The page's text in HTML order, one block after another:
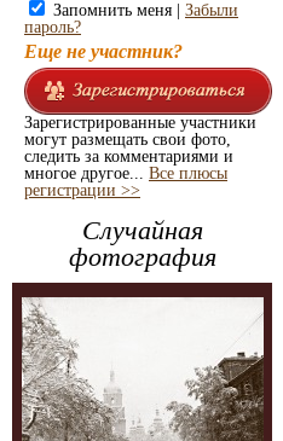
Запомнить меня | Забыли
пароль?
Еще не участник?
Зарегистрированные участники
могут размещать свои фото,
следить за комментариями и
многое другое... Все плюсы
регистрации >>
Случайная
фотография